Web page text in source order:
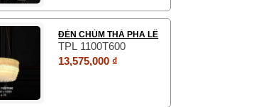
ĐÈN CHÙM THẢ PHA LÊ
TPL 1100T600
13,575,000 ₫